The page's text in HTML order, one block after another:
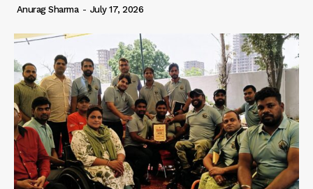
Anurag Sharma - July 17, 2026